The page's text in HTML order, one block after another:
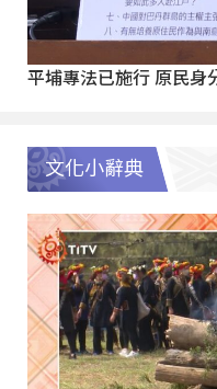
平埔專法已施行 原民身
文化小辭典